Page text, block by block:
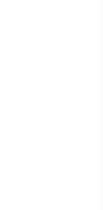
Осуществляя вход на